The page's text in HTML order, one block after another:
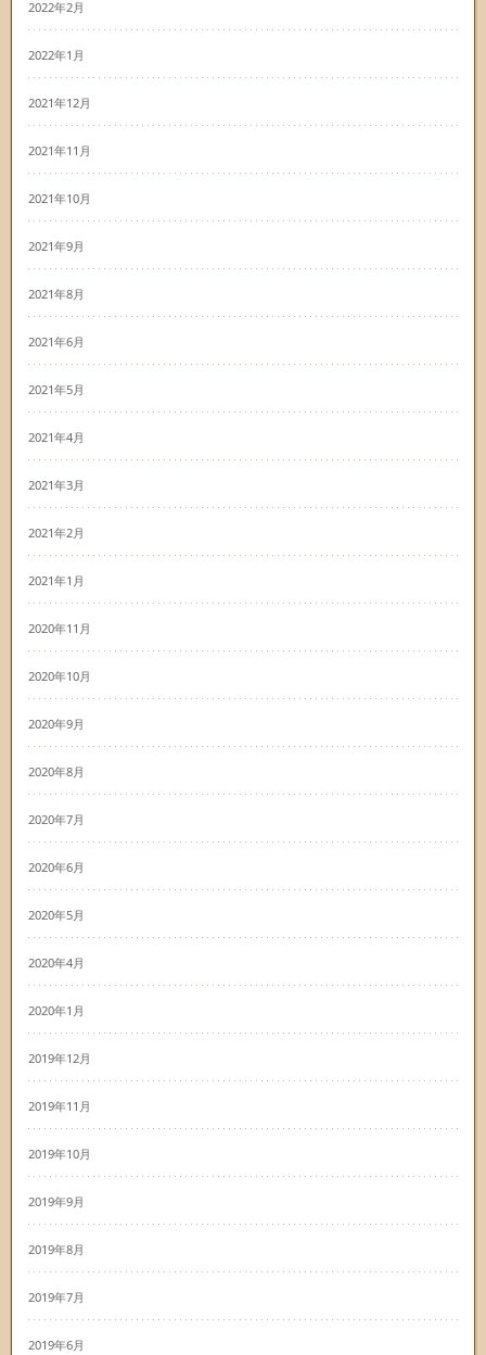
2022年2月
2022年1月
2021年12月
2021年11月
2021年10月
2021年9月
2021年8月
2021年6月
2021年5月
2021年4月
2021年3月
2021年2月
2021年1月
2020年11月
2020年10月
2020年9月
2020年8月
2020年7月
2020年6月
2020年5月
2020年4月
2020年1月
2019年12月
2019年11月
2019年10月
2019年9月
2019年8月
2019年7月
2019年6月